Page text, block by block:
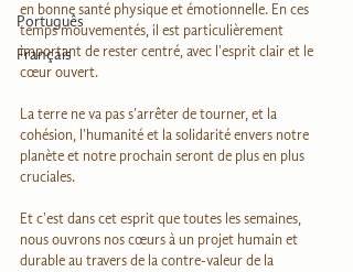
Português
Français
en bonne santé physique et émotionnelle. En ces
temps mouvementés, il est particulièrement
important de rester centré, avec l'esprit clair et le
cœur ouvert.
La terre ne va pas s'arrêter de tourner, et la
cohésion, l'humanité et la solidarité envers notre
planète et notre prochain seront de plus en plus
cruciales.
Et c'est dans cet esprit que toutes les semaines,
nous ouvrons nos cœurs à un projet humain et
durable au travers de la contre-valeur de la